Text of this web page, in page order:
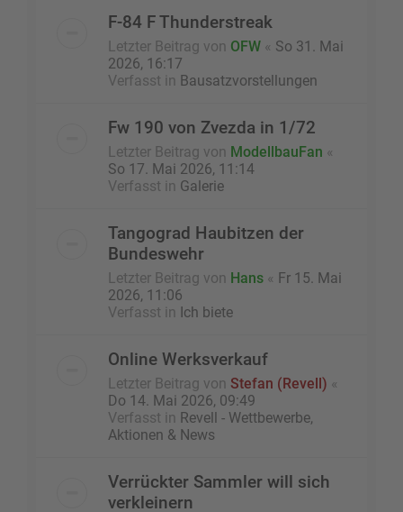
F-84 F Thunderstreak
Letzter Beitrag von OFW « So 31. Mai
2026, 16:17
Verfasst in Bausatzvorstellungen
Fw 190 von Zvezda in 1/72
Letzter Beitrag von ModellbauFan «
So 17. Mai 2026, 11:14
Verfasst in Galerie
Tangograd Haubitzen der
Bundeswehr
Letzter Beitrag von Hans « Fr 15. Mai
2026, 11:06
Verfasst in Ich biete
Online Werksverkauf
Letzter Beitrag von Stefan (Revell) «
Do 14. Mai 2026, 09:49
Verfasst in Revell - Wettbewerbe,
Aktionen & News
Verrückter Sammler will sich
verkleinern